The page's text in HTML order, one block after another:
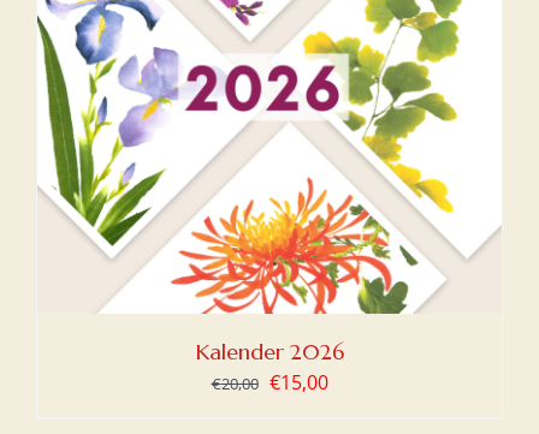
Kalender 2026
€20,00 Oorspronkelijke
€15,00Huidige